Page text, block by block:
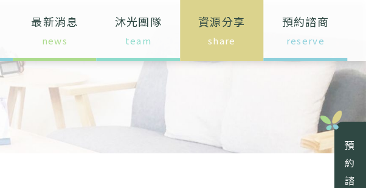
最新消息 沐光團隊 資源分享 預約諮商
預
約
諮